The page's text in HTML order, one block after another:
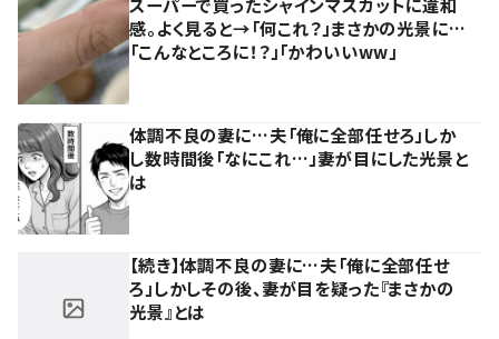
感。よく見ると→「何これ？」まさかの光景に…
「こんなところに！？」「かわいいww」
体調不良の妻に…夫「俺に全部任せろ」しか
し数時間後「なにこれ…」妻が目にした光景と
は
【続き】体調不良の妻に…夫「俺に全部任せ
ろ」しかしその後、妻が目を疑った『まさかの
光景』とは